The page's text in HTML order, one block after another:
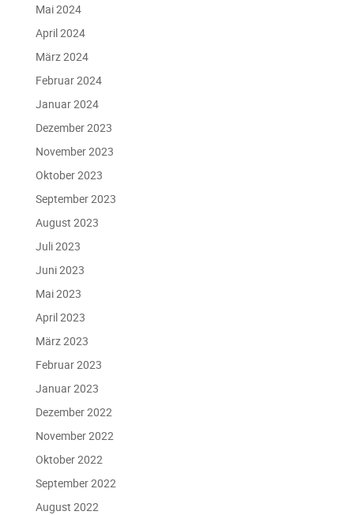
Mai 2024
April 2024
März 2024
Februar 2024
Januar 2024
Dezember 2023
November 2023
Oktober 2023
September 2023
August 2023
Juli 2023
Juni 2023
Mai 2023
April 2023
März 2023
Februar 2023
Januar 2023
Dezember 2022
November 2022
Oktober 2022
September 2022
August 2022